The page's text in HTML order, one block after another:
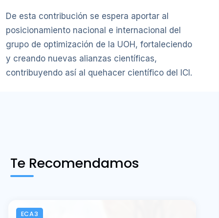
De esta contribución se espera aportar al
posicionamiento nacional e internacional del
grupo de optimización de la UOH, fortaleciendo
y creando nuevas alianzas científicas,
contribuyendo así al quehacer científico del ICI.
Te Recomendamos
ECA3